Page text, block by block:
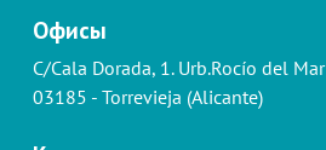
Офисы
C/Cala Dorada, 1. Urb.Rocío del Mar
03185 - Torrevieja (Alicante)